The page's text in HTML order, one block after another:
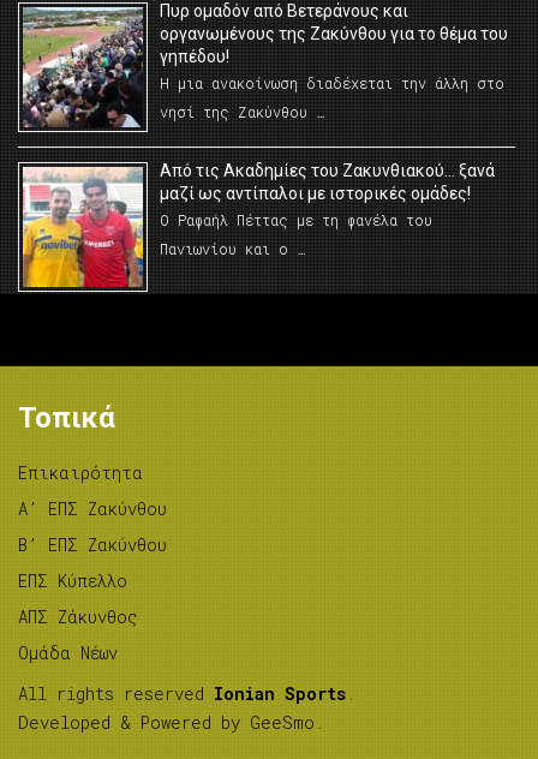
Πυρ ομαδόν από Βετεράνους και
οργανωμένους της Ζακύνθου για το θέμα του
γηπέδου!
Η μια ανακοίνωση διαδέχεται την άλλη στο
νησί της Ζακύνθου …
Από τις Ακαδημίες του Ζακυνθιακού… ξανά
μαζί ως αντίπαλοι με ιστορικές ομάδες!
Ο Ραφαήλ Πέττας με τη φανέλα του
Πανιωνίου και ο …
Τοπικά
Επικαιρότητα
A’ ΕΠΣ Ζακύνθου
B’ ΕΠΣ Ζακύνθου
ΕΠΣ Κύπελλο
ΑΠΣ Ζάκυνθος
Ομάδα Νέων
All rights reserved Ionian Sports .
Developed & Powered by GeeSmo .